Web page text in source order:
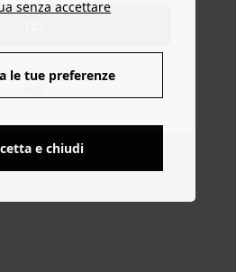
€
senza accettare
le tue preferenze
e chiudi